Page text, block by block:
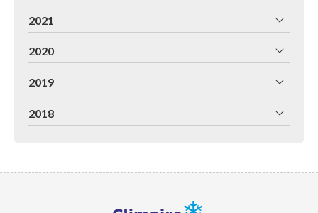
2021
2020
2019
2018